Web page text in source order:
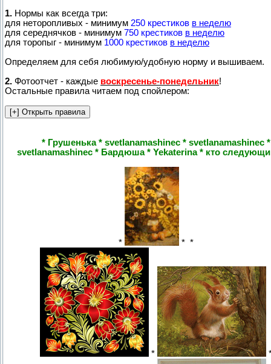
1. Нормы как всегда три:
для неторопливых - минимум 250 крестиков в неделю
для середнячков - минимум 750 крестиков в неделю
для торопыг - минимум 1000 крестиков в неделю
Определяем для себя любимую/удобную норму и вышиваем.
2. Фотоотчет - каждые воскресенье-понедельник!
Остальные правила читаем под спойлером:
* Грушенька * svetlanamashinec * svetlanamashinec *
svetlanamashinec * Бардюша * Yekaterina * кто
* * *
*